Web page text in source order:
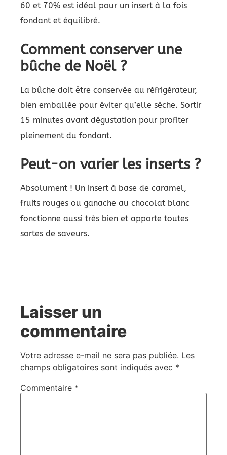
60 et 70% est idéal pour un insert à la fois
fondant et équilibré.
Comment conserver une
bûche de Noël ?
La bûche doit être conservée au réfrigérateur,
bien emballée pour éviter qu’elle sèche. Sortir
15 minutes avant dégustation pour profiter
pleinement du fondant.
Peut-on varier les inserts ?
Absolument ! Un insert à base de caramel,
fruits rouges ou ganache au chocolat blanc
fonctionne aussi très bien et apporte toutes
sortes de saveurs.
Laisser un
commentaire
Votre adresse e-mail ne sera pas publiée. Les
champs obligatoires sont indiqués avec *
Commentaire *